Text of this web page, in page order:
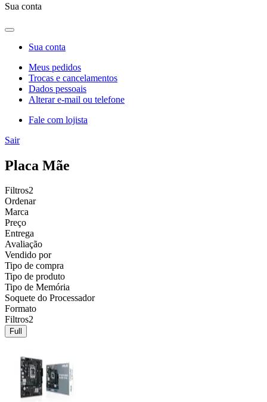
Sua conta
Sua conta
Meus pedidos
Trocas e cancelamentos
Dados pessoais
Alterar e-mail ou telefone
Fale com lojista
Sair
Placa Mãe
Filtros2
Ordenar
Marca
Preço
Entrega
Avaliação
Vendido por
Tipo de compra
Tipo de produto
Tipo de Memória
Soquete do Processador
Formato
Filtros2
Full